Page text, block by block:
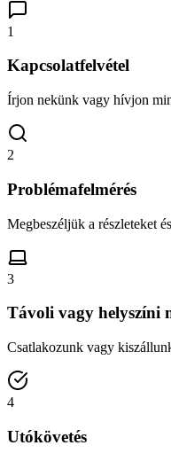
1
Kapcsolatfelvétel
Írjon nekünk vagy hívjon
2
Problémafelmérés
Megbeszéljük a részleteket
3
Távoli vagy helyszíni
Csatlakozunk vagy
4
Utókövetés